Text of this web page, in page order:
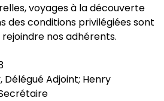
voyages à la découverte
des conditions privilégiées sont
nos adhérents.
Délégué Adjoint; Henry